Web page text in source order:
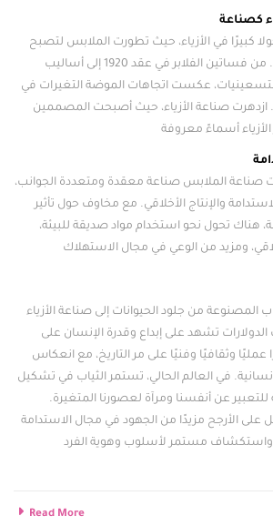
كصناعة
كبيرًا في الأزياء، حيث تطورت الملابس لتصبح
وسيلة للتعبير عن الذات. من فساتين الفلابر في عقد 1920 إلى أساليب
عكست اتجاهات الموضة التغيرات في
ازدهرت صناعة الأزياء، حيث أصبحت المصممين
صناعة الملابس صناعة معقدة ومتعددة الجوانب،
والإنتاج الأخلاقي. مع مخاوف حول تأثير
هناك تحول نحو استخدام مواد صديقة للبيئة،
المصنوعة من جلود الحيوانات إلى صناعة الأزياء
الدولارات تشهد على إبداع وقدرة الإنسان على
عمليًا وثقافيًا وفنيًا على مر التاريخ، مع انعكاس
في العالم الحالي، تستمر الثياب في تشكيل
للتعبير عن أنفسنا ومرآة لعصورنا المتغيرة.
الأرجح مزيدًا من الجهود في مجال الاستدامة
Read More